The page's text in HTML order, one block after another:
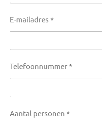
E-mailadres *
Telefoonnummer *
Aantal personen *